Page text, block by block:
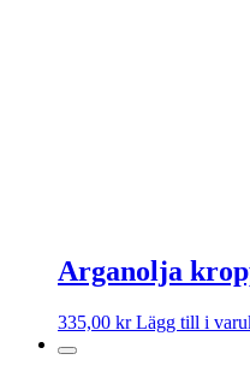
Arganolja
335,00 kr Lägg till i